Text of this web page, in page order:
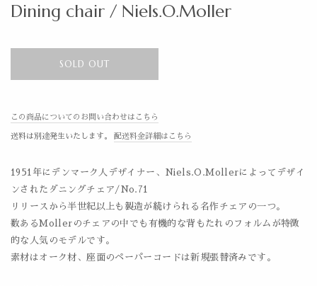
Dining chair / Niels.O.Moller
SOLD OUT
この商品についてのお問い合わせはこちら
送料は別途発生いたします。 配送料金詳細はこちら
1951年にデンマーク人デザイナー、Niels.O.Mollerによってデザイ
ンされたダニングチェア/No.71
リリースから半世紀以上も製造が続けられる名作チェアの一つ。
数あるMollerのチェアの中でも有機的な背もたれのフォルムが特徴
的な人気のモデルです。
素材はオーク材、座面のペーパーコードは新規張替済みです。